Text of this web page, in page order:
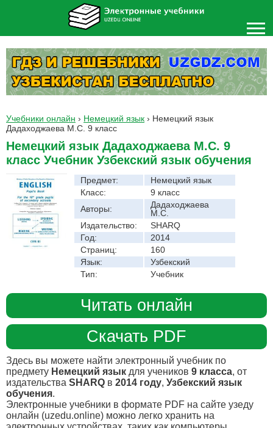
Учебники онлайн › Немецкий язык › Немецкий язык
Дадаходжаева М.С. 9 класс
Немецкий язык Дадаходжаева М.С. 9
класс Учебник Узбекский язык обучения
Предмет:
Немецкий язык
Класс:
9 класс
Авторы:
Дадаходжаева
М.С.
Издательство:
SHARQ
Год:
2014
Страниц:
160
Язык:
Узбекский
Тип:
Учебник
Читать онлайн
Скачать PDF
Здесь вы можете найти электронный учебник по
предмету Немецкий язык для учеников 9 класса, от
издательства SHARQ в 2014 году, Узбекский язык
обучения.
Электронные учебники в формате PDF на сайте узеду
онлайн (uzedu.online) можно легко хранить на